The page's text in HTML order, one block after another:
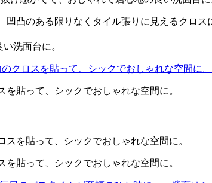
凸のある限りなくタイル張りに見えるクロス
洗面台に。
貼って、シックでおしゃれな空間に。
貼って、シックでおしゃれな空間に。